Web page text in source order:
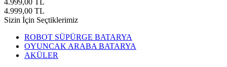
4.999,00 TL
4.999,00 TL
Sizin İçin Seçtiklerimiz
ROBOT SÜPÜRGE BATARYA
OYUNCAK ARABA BATARYA
AKÜLER